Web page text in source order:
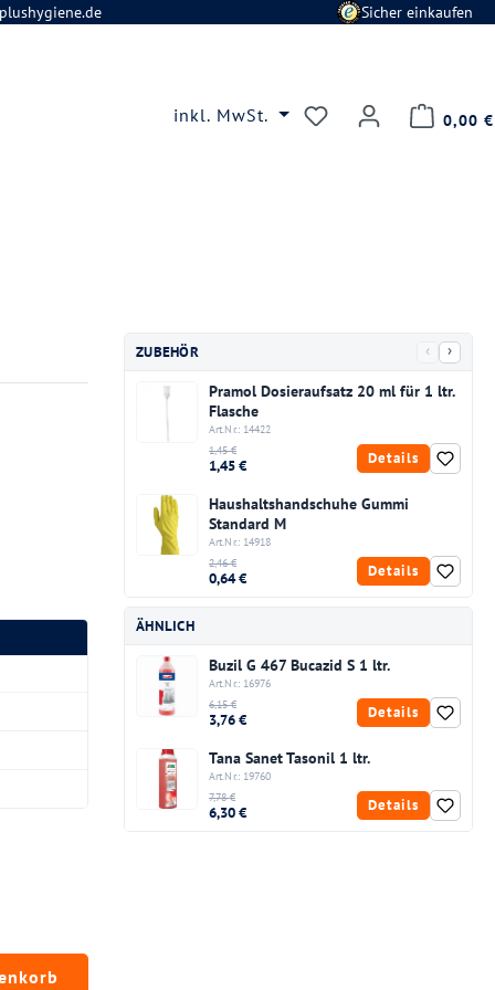
Sicher einkaufen
inkl. MwSt. Du hast 0 0,00 €
Wert ein oder benutze die
ZUBEHÖR ‹ ›
Pramol Dosieraufsatz 20 ml für 1 ltr.
Flasche
Art.Nr.: 14422
1,45 €
1,45 € Details
Haushaltshandschuhe Gummi
Standard M
Art.Nr.: 14918
2,46 €
0,64 € Details
ÄHNLICH
Buzil G 467 Bucazid S 1 ltr.
Art.Nr.: 16976
6,15 €
3,76 € Details
Tana Sanet Tasonil 1 ltr.
Art.Nr.: 19760
7,78 €
6,30 € Details